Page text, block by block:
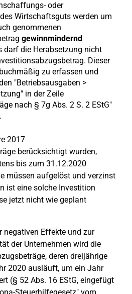
oder
Wirtschaftsguts werden um
genommenen
gewinnmindernd
darf die Herabsetzung nicht
Dieser
zu erfassen und
"Betriebsausgaben >
in der Zeile
nach § 7g Abs. 2 S. 2 EStG"
2017
berücksichtigt wurden,
bis zum 31.12.2020
müssen aufgelöst und verzinst
ist eine solche Investition
jetzt nicht wie geplant
negativen Effekte und zur
der Unternehmen wird die
deren dreijährige
2020 ausläuft, um ein Jahr
(§ 52 Abs. 16 EStG, eingefügt